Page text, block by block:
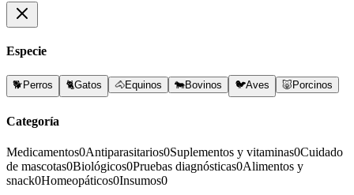
Especie
🐕 Perros 🐈Gatos 🐴Equinos 🐄Bovinos 🐦Aves 🐷 Porcinos
Categoría
Medicamentos0Antiparasitarios0Suplementos y vitaminas0Cuidado
de mascotas0Biológicos0Pruebas diagnósticas0Alimentos y
snack0Homeopáticos0Insumos0